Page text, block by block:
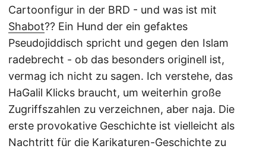
Cartoonfigur in der BRD - und was ist mit
Shabot?? Ein Hund der ein gefaktes
Pseudojiddisch spricht und gegen den Islam
radebrecht - ob das besonders originell ist,
vermag ich nicht zu sagen. Ich verstehe, das
HaGalil Klicks braucht, um weiterhin große
Zugriffszahlen zu verzeichnen, aber naja. Die
erste provokative Geschichte ist vielleicht als
Nachtritt für die Karikaturen-Geschichte zu